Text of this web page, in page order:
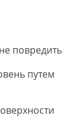
повредить
путем